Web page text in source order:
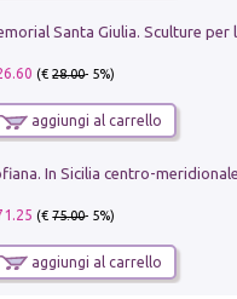
(€28.00- 5%)
aggiungi al carrello
(€75.00- 5%)
aggiungi al carrello